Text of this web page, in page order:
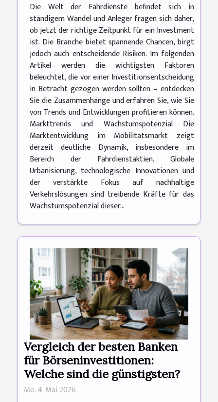
Die Welt der Fahrdienste befindet sich in
ständigem Wandel und Anleger fragen sich daher,
ob jetzt der richtige Zeitpunkt für ein Investment
ist. Die Branche bietet spannende Chancen, birgt
jedoch auch entscheidende Risiken. Im folgenden
Artikel werden die wichtigsten Faktoren
beleuchtet, die vor einer Investitionsentscheidung
in Betracht gezogen werden sollten – entdecken
Sie die Zusammenhänge und erfahren Sie, wie Sie
von Trends und Entwicklungen profitieren können.
Markttrends und Wachstumspotenzial Die
Marktentwicklung im Mobilitätsmarkt zeigt
derzeit deutliche Dynamik, insbesondere im
Bereich der Fahrdienstaktien. Globale
Urbanisierung, technologische Innovationen und
der verstärkte Fokus auf nachhaltige
Verkehrslösungen sind treibende Kräfte für das
Wachstumspotenzial dieser...
Vergleich der besten Banken
für Börseninvestitionen:
Welche sind die günstigsten?
Mo. 4. Mai 2026